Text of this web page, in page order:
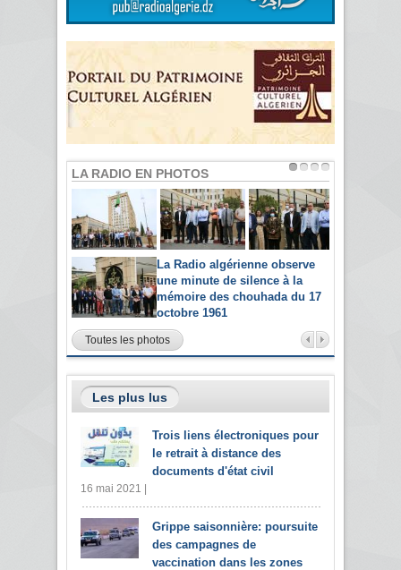
LA RADIO EN PHOTOS
La Radio algérienne observe
une minute de silence à la
mémoire des chouhada du 17
octobre 1961
Toutes les photos
Les plus lus
Trois liens électroniques pour
le retrait à distance des
documents d'état civil
16 mai 2021 |
Grippe saisonnière: poursuite
des campagnes de
vaccination dans les zones